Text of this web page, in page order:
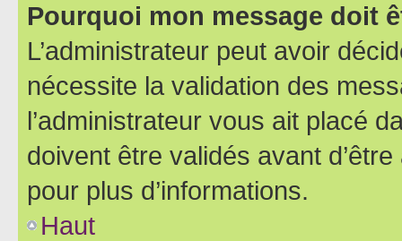
Pourquoi mon message doit
L’administrateur peut avoir
nécessite la validation des
l’administrateur vous ait placé
doivent être validés avant
pour plus d’informations.
Haut